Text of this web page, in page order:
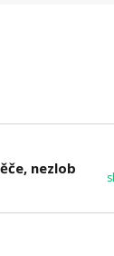
nezlob